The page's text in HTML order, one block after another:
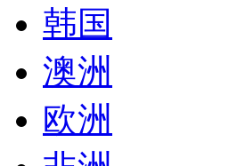
韩国
澳洲
欧洲